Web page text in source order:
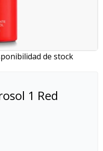
de stock
1 Red